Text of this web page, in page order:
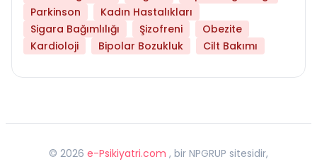
Parkinson
Kadın Hastalıkları
Sigara Bağımlılığı
Şizofreni
Obezite
Kardioloji
Bipolar Bozukluk Cilt Bakımı
© 2026 e-Psikiyatri.com , bir NPGRUP sitesidir,